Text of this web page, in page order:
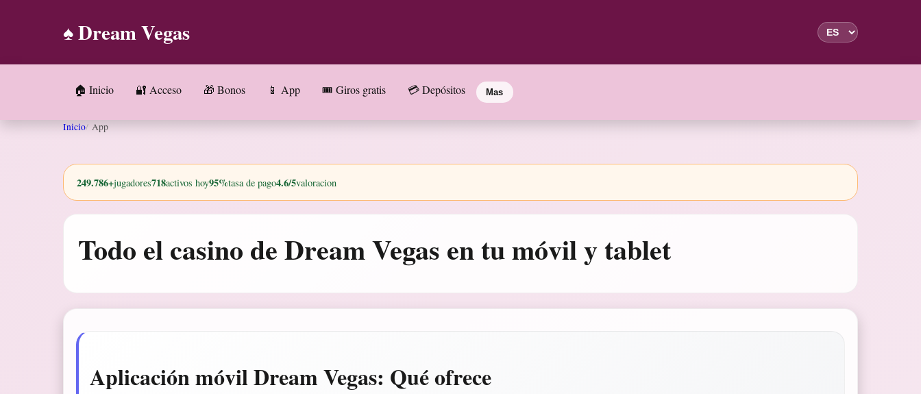
♠️ Dream Vegas
🏠 Inicio 🔐 Acceso 🎁 Bonos 📱 App 🎟️ Giros gratis 💳 Depósitos Mas
Inicio App
249.786+jugadores718activos hoy95%tasa de pago4.6/5valoracion
Todo el casino de Dream Vegas en tu móvil y tablet
Aplicación móvil Dream Vegas: Qué ofrece